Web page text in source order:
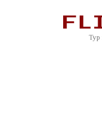
Typ